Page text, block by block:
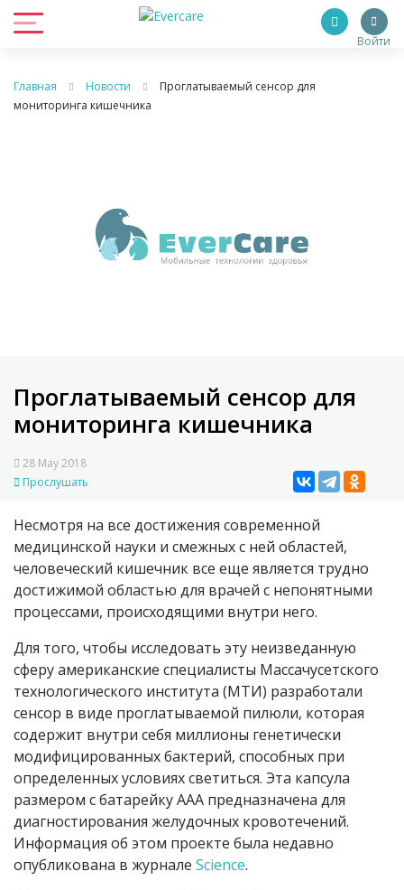
Войти
Главная Новости
Проглатываемый сенсор для
мониторинга кишечника
Проглатываемый сенсор для
мониторинга кишечника
28 May 2018
Прослушать
Несмотря на все достижения современной
медицинской науки и смежных с ней областей,
человеческий кишечник все еще является трудно
достижимой областью для врачей с непонятными
процессами, происходящими внутри него.
Для того, чтобы исследовать эту неизведанную
сферу американские специалисты Массачусетского
технологического института (МТИ) разработали
сенсор в виде проглатываемой пилюли, которая
содержит внутри себя миллионы генетически
модифицированных бактерий, способных при
определенных условиях светиться. Эта капсула
размером с батарейку ААА предназначена для
диагностирования желудочных кровотечений.
Информация об этом проекте была недавно
опубликована в журнале Science.